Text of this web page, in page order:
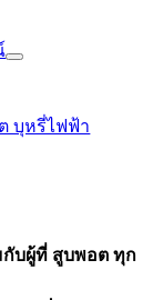
บุหรี่ไฟฟ้า
กับผู้ที่ สูบพอต ทุก